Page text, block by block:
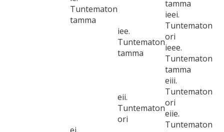
Tuntematon
tamma
tamma
iee.
Tuntematon
tamma
ieei.
Tuntematon
ori
ieee.
Tuntematon
tamma
eii.
Tuntematon
ori
eiii.
Tuntematon
ori
eiie.
Tuntematon